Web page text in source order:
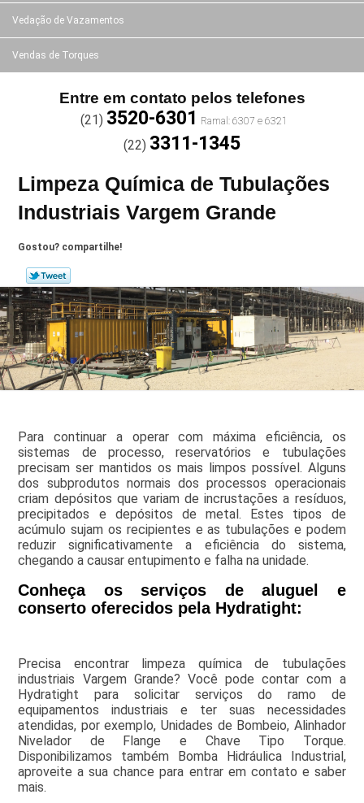
Vedação de Vazamentos
Vendas de Torques
Entre em contato pelos telefones
(21) 3520-6301
(22) 3311-1345
Limpeza Química de Tubulações
Industriais Vargem Grande
Gostou? compartilhe!
Para continuar a operar com máxima eficiência, os
sistemas de processo, reservatórios e tubulações
precisam ser mantidos os mais limpos possível. Alguns
dos subprodutos normais dos processos operacionais
criam depósitos que variam de incrustações a resíduos,
precipitados e depósitos de metal. Estes tipos de
acúmulo sujam os recipientes e as tubulações e podem
reduzir significativamente a eficiência do sistema,
chegando a causar entupimento e falha na unidade.
Conheça os serviços de aluguel e
conserto oferecidos pela Hydratight:
Precisa encontrar limpeza química de tubulações
industriais Vargem Grande? Você pode contar com a
Hydratight para solicitar serviços do ramo de
equipamentos industriais e ter suas necessidades
atendidas, por exemplo, Unidades de Bombeio, Alinhador
Nivelador de Flange e Chave Tipo Torque.
Disponibilizamos também Bomba Hidráulica Industrial,
aproveite a sua chance para entrar em contato e saber
mais.